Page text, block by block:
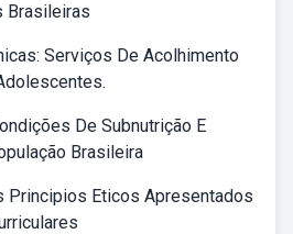
Brasileiras
Serviços De Acolhimento
De Subnutrição E
Brasileira
Principios Eticos Apresentados